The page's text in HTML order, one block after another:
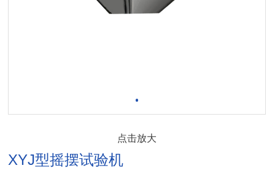
点击放大
XYJ型摇摆试验机